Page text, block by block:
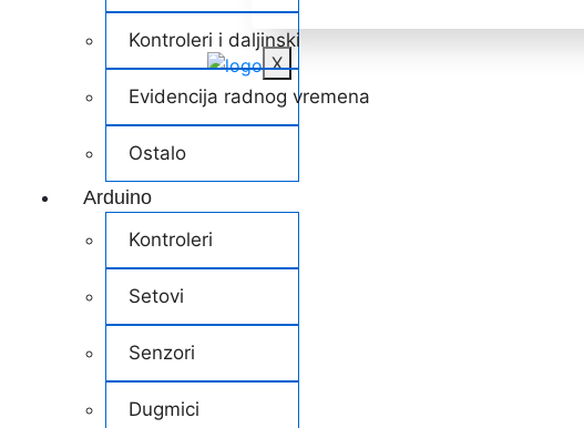
X
Kontroleri i daljinski
Evidencija radnog vremena
Ostalo
Arduino
Kontroleri
Setovi
Senzori
Dugmici